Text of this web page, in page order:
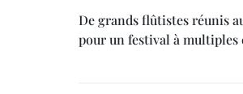
De grands flûtistes réunis
pour un festival à multiples